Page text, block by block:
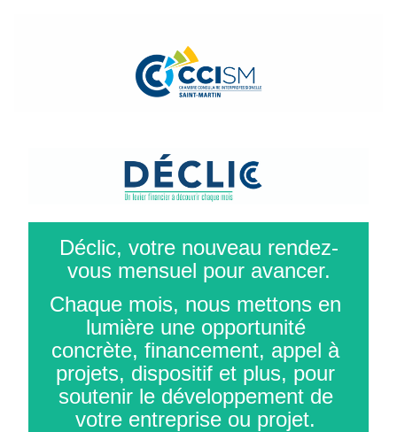
Déclic, votre nouveau rendez-
vous mensuel pour avancer.
Chaque mois, nous mettons en
lumière une opportunité
concrète, financement, appel à
projets, dispositif et plus, pour
soutenir le développement de
votre entreprise ou projet.